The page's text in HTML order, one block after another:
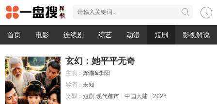
首页 电影 连续剧 综艺 动漫 短剧 影视解说
玄幻：她平平无奇
主演： 烨喵&李阳
导演： 未知
类型： 短剧,现代都市 中国大陆
2026